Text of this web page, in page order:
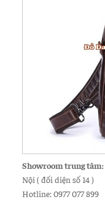
Showroom trung tâm:
Nội ( đối diện số 14 )
Hotline: 0977 077 899